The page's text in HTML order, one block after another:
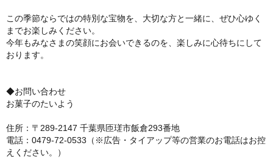
この季節ならではの特別な宝物を、大切な方と一緒に、ぜひ心ゆく
までお楽しみください。
今年もみなさまの笑顔にお会いできるのを、楽しみに心待ちにして
おります。
◆お問い合わせ
お菓子のたいよう
住所：〒289-2147 千葉県匝瑳市飯倉293番地
電話：0479-72-0533（※広告・タイアップ等の営業のお電話はお控
えください。）